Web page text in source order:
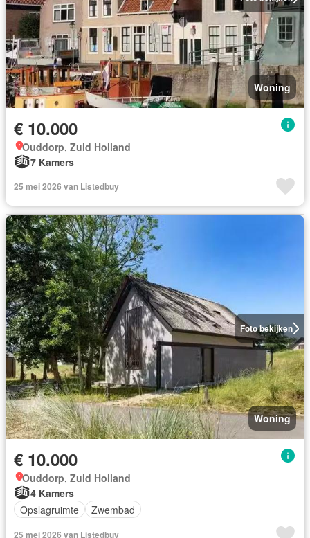
Woning
€ 10.000
Ouddorp, Zuid Holland
7 Kamers
25 mei 2026 van Listedbuy
Foto bekijken
Woning
€ 10.000
Ouddorp, Zuid Holland
4 Kamers
Opslagruimte
Zwembad
25 mei 2026 van Listedbuy